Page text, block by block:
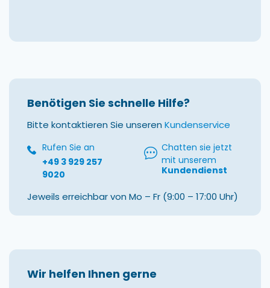
Benötigen Sie schnelle Hilfe?
Bitte kontaktieren Sie unseren Kundenservice
Rufen Sie an
+49 3 929 257
9020
Chatten sie jetzt
mit unserem
Kundendienst
Jeweils erreichbar von Mo – Fr (9:00 – 17:00 Uhr)
Wir helfen Ihnen gerne